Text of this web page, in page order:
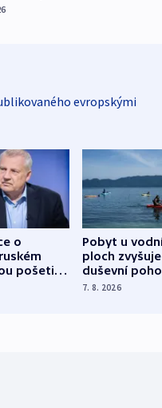
evropskými
o
pošetilé,
Pobyt u
ploch zvyšuje
duševní
ukázala
7. 8. 2026